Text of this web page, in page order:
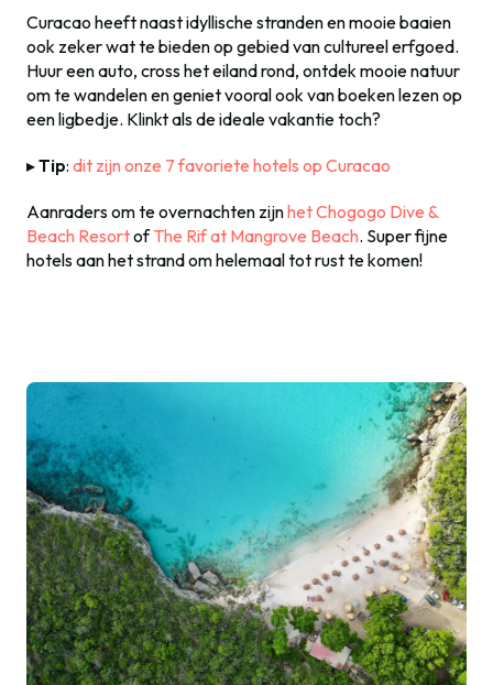
Curacao heeft naast idyllische stranden en mooie baaien
ook zeker wat te bieden op gebied van cultureel erfgoed.
Huur een auto, cross het eiland rond, ontdek mooie natuur
om te wandelen en geniet vooral ook van boeken lezen op
een ligbedje. Klinkt als de ideale vakantie toch?
▸Tip: dit zijn onze 7 favoriete hotels op Curacao
Aanraders om te overnachten zijnhet Chogogo Dive &
Beach ResortofThe Rif at Mangrove Beach. Super fijne
hotels aan het strand om helemaal tot rust te komen!